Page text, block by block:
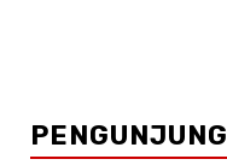
PENGUNJUNG